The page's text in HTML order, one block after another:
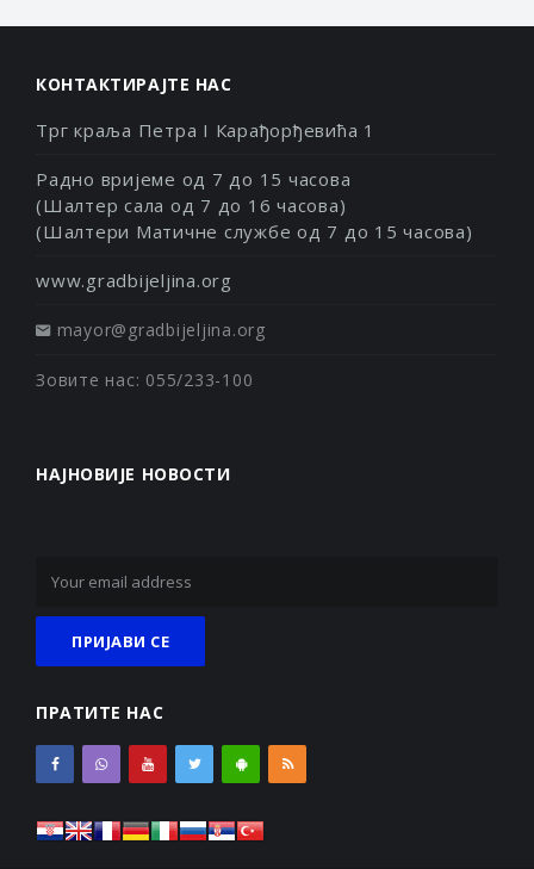
КОНТАКТИРАЈТЕ НАС
Трг краља Петра I Карађорђевића 1
Радно вријеме од 7 до 15 часова
(Шалтер сала од 7 до 16 часова)
(Шалтери Матичне службе од 7 до 15 часова)
www.gradbijeljina.org
mayor@gradbijeljina.org
Зовите нас: 055/233-100
НАЈНОВИЈЕ НОВОСТИ
ПРАТИТЕ НАС